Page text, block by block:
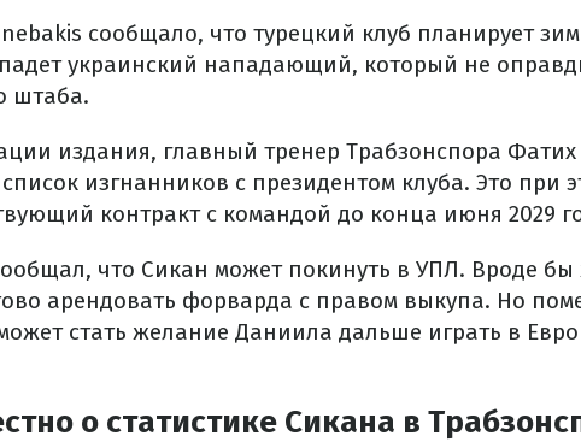
сообщало, что турецкий клуб планирует
украинский нападающий, который не
штаба.
издания, главный тренер Трабзонспора Фатих
изгнанников с президентом клуба. Это при
контракт с командой до конца июня 2029
что Сикан может покинуть в УПЛ. Вроде бы
арендовать форварда с правом выкупа. Но
стать желание Даниила дальше играть в
о статистике Сикана в